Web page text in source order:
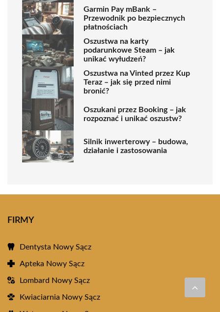
Garmin Pay mBank –
Przewodnik po bezpiecznych
płatnościach
Oszustwa na karty
podarunkowe Steam – jak
unikać wyłudzeń?
Oszustwa na Vinted przez Kup
Teraz – jak się przed nimi
bronić?
Oszukani przez Booking – jak
rozpoznać i unikać oszustw?
Silnik inwerterowy – budowa,
działanie i zastosowania
FIRMY
Dentysta Nowy Sącz
Apteka Nowy Sącz
Lombard Nowy Sącz
Kwiaciarnia Nowy Sącz